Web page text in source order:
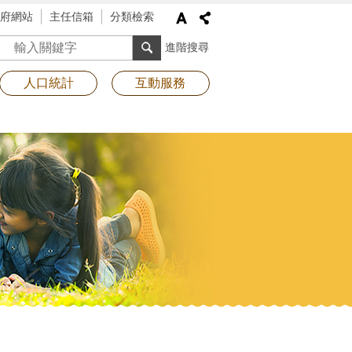
網站 主任信箱 分類檢索
搜尋 進階搜尋
人口統計 互動服務